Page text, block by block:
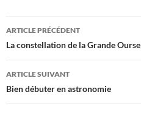
Navigation
des
articles
ARTICLE PRÉCÉDENT
La constellation de la Grande Ourse
ARTICLE SUIVANT
Bien débuter en astronomie